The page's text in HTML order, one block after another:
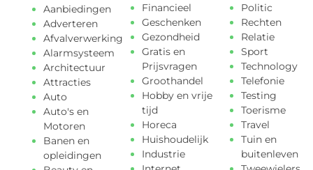
Aanbiedingen
Adverteren
Afvalverwerking
Alarmsysteem
Architectuur
Attracties
Auto
Auto's en
Motoren
Banen en
opleidingen
Financieel
Geschenken
Gezondheid
Gratis en
Prijsvragen
Groothandel
Hobby en vrije
tijd
Horeca
Huishoudelijk
Industrie
Politic
Rechten
Relatie
Sport
Technology
Telefonie
Testing
Toerisme
Travel
Tuin en
buitenleven